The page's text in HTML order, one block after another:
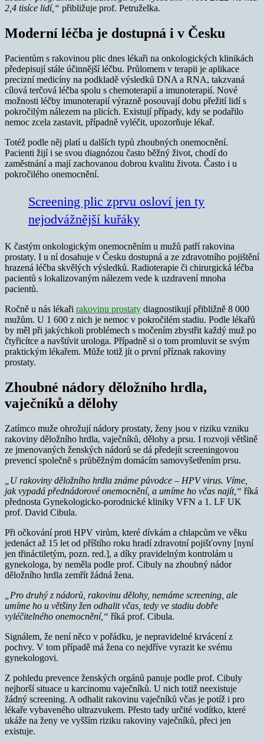
2,4 tisíce lidí,“ přibližuje prof. Petruželka.
Moderní léčba je dostupná i v Česku
Pacientům s rakovinou plic dnes lékaři na onkologických klinikách
předepisují stále účinnější léčbu. Průlomem v terapii je aplikace
precizní medicíny na podkladě výsledků DNA a RNA, takzvaná
cílová terčová léčba spolu s chemoterapií a imunoterapií. Nové
možnosti léčby imunoterapií výrazně posouvají dobu přežití lidí s
pokročilým nálezem na plicích. Existují případy, kdy se podařilo
nemoc zcela zastavit, případně vyléčit, upozorňuje lékař.
Totéž podle něj platí u dalších typů zhoubných onemocnění.
Pacienti žijí i se svou diagnózou často běžný život, chodí do
zaměstnání a mají zachovanou dobrou kvalitu života. Často i u
pokročilého onemocnění.
Screening plic zprvu osloví jen ty
nejodvážnější kuřáky
K častým onkologickým onemocněním u mužů patří rakovina
prostaty. I u ní dosahuje v Česku dostupná a ze zdravotního pojištění
hrazená léčba skvělých výsledků. Radioterapie či chirurgická léčba
pacientů s lokalizovaným nálezem vede k uzdravení mnoha
pacientů.
Ročně u nás lékaři rakovinu prostaty diagnostikují přibližně 8 000
mužům. U 1 600 z nich je nemoc v pokročilém stadiu. Podle lékařů
by měl při jakýchkoli problémech s močením zbystřit každý muž po
čtyřicítce a navštívit urologa. Případně si o tom promluvit se svým
praktickým lékařem. Může totiž jít o první příznak rakoviny
prostaty.
Zhoubné nádory děložního hrdla,
vaječníků a dělohy
Zatímco muže ohrožují nádory prostaty, ženy jsou v riziku vzniku
rakoviny děložního hrdla, vaječníků, dělohy a prsu. I rozvoji většině
ze jmenovaných ženských nádorů se dá předejít screeningovou
prevencí společně s průběžným domácím samovyšetřením prsu.
„U rakoviny děložního hrdla známe původce – HPV virus. Víme,
jak vypadá přednádorové onemocnění, a umíme ho včas najít,“ říká
přednosta Gynekologicko-porodnické kliniky VFN a 1. LF UK
prof. David Cibula.
Při očkování proti HPV virům, které dívkám a chlapcům ve věku
jedenáct až 15 let od příštího roku hradí zdravotní pojišťovny [nyní
jen třináctiletým, pozn. red.], a díky pravidelným kontrolám u
gynekologa, by neměla podle prof. Cibuly na zhoubný nádor
děložního hrdla zemřít žádná žena.
„Pro druhý z nádorů, rakovinu dělohy, nemáme screening, ale
umíme ho u většiny žen odhalit včas, tedy ve stadiu dobře
vyléčitelného onemocnění,“ říká prof. Cibula.
Signálem, že není něco v pořádku, je nepravidelné krvácení z
pochvy. V tom případě má žena co nejdříve vyrazit ke svému
gynekologovi.
Z pohledu prevence ženských orgánů panuje podle prof. Cibuly
nejhorší situace u karcinomu vaječníků. U nich totiž neexistuje
žádný screening. A odhalit rakovinu vaječníků včas je potíž i pro
lékaře vybaveného ultrazvukem. Přesto tady určité vodítko, které
ukáže na ženy ve vyšším riziku rakoviny vaječníků, přeci jen
existuje.